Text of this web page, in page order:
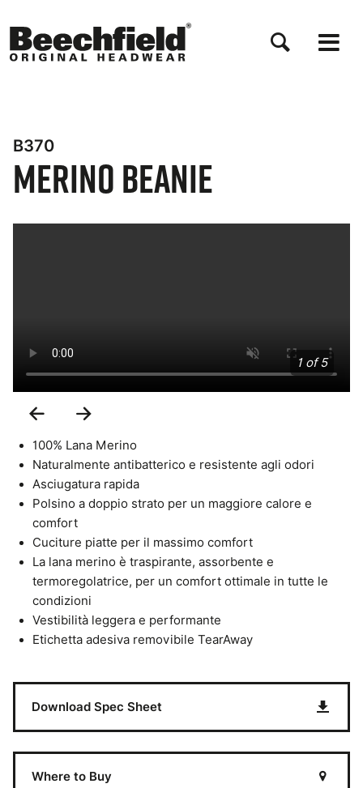
contenuto
B370
Merino Beanie
1 of 5
Previous
Slide Slide
100% Lana Merino
Naturalmente antibatterico e resistente agli odori
Asciugatura rapida
Polsino a doppio strato per un maggiore calore e
comfort
Cuciture piatte per il massimo comfort
La lana merino è traspirante, assorbente e
termoregolatrice, per un comfort ottimale in tutte le
condizioni
Vestibilità leggera e performante
Etichetta adesiva removibile TearAway
Download Spec Sheet
Where to Buy